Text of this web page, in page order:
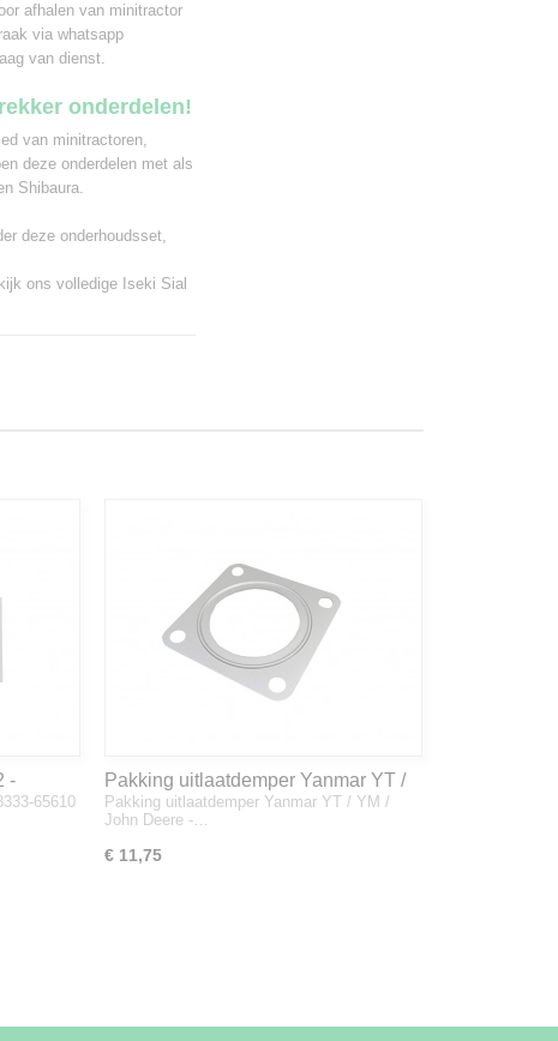
afhalen van minitractor
via whatsapp
van dienst.
onderdelen!
van minitractoren,
deze onderdelen met als
Shibaura.
deze onderhoudsset,
ons volledige Iseki Sial
-
65610
Pakking uitlaatdemper Yanmar YT /
YM / John Deere - 128300-13230
Pakking uitlaatdemper Yanmar YT / YM /
John Deere -…
€ 11,75